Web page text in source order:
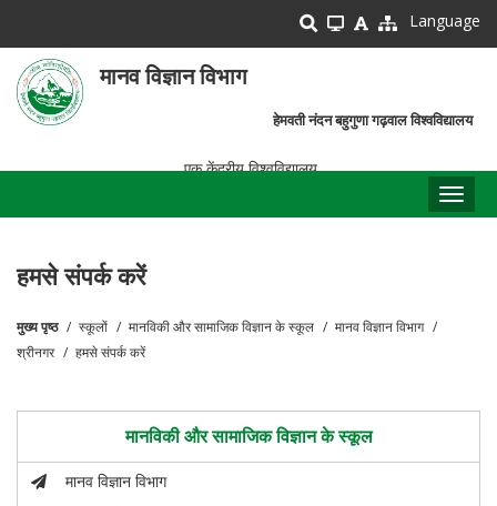
main
content
Language
मानव विज्ञान विभाग
हेमवती नंदन बहुगुणा गढ़वाल विश्वविद्यालय
एक केंद्रीय विश्वविद्यालय
हमसे संपर्क करें
पग
मुख्य पृष्ठ स्कूलों मानविकी और सामाजिक विज्ञान के स्कूल
मानव विज्ञान विभाग
श्रीनगर
हमसे संपर्क करें
मानविकी और सामाजिक विज्ञान के स्कूल
मानव विज्ञान विभाग